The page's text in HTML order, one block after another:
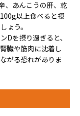
、あんこうの肝、乾
以上食べると摂
ょう。
Dを摂り過ぎると、
臓や筋肉に沈着し
がる恐れがありま